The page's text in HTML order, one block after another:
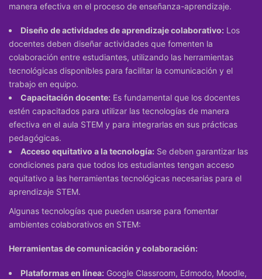
manera efectiva en el proceso de enseñanza-aprendizaje.
Diseño de actividades de aprendizaje colaborativo: Los
docentes deben diseñar actividades que fomenten la
colaboración entre estudiantes, utilizando las herramientas
tecnológicas disponibles para facilitar la comunicación y el
trabajo en equipo.
Capacitación docente: Es fundamental que los docentes
estén capacitados para utilizar las tecnologías de manera
efectiva en el aula STEM y para integrarlas en sus prácticas
pedagógicas.
Acceso equitativo a la tecnología: Se deben garantizar las
condiciones para que todos los estudiantes tengan acceso
equitativo a las herramientas tecnológicas necesarias para el
aprendizaje STEM.
Algunas tecnologías que pueden usarse para fomentar
ambientes colaborativos en STEM:
Herramientas de comunicación y colaboración:
Plataformas en línea: Google Classroom, Edmodo, Moodle,